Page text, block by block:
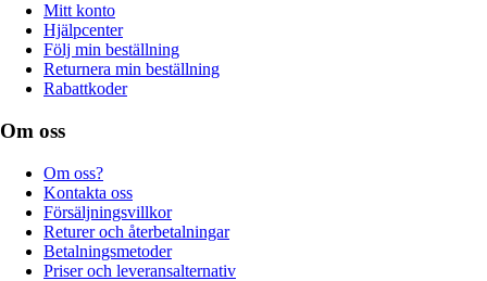
Mitt konto
Hjälpcenter
Följ min beställning
Returnera min beställning
Rabattkoder
Om oss
Om oss?
Kontakta oss
Försäljningsvillkor
Returer och återbetalningar
Betalningsmetoder
Priser och leveransalternativ